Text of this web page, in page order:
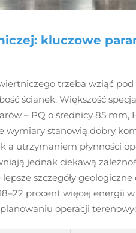
kluczowe
trzeba wziąć
ścianek. Większość
– PQ o średnicy 85 mm,
wymiary stanowią dobry
utrzymaniem płynności
jednak ciekawą
szczegóły
procent więcej energii
operacji